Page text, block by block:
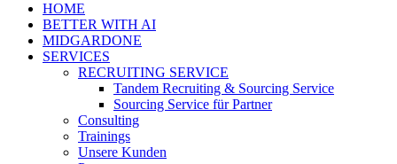
HOME
BETTER WITH AI
MIDGARDONE
SERVICES
RECRUITING SERVICE
Tandem Recruiting & Sourcing Service
Sourcing Service für Partner
Consulting
Trainings
Unsere Kunden